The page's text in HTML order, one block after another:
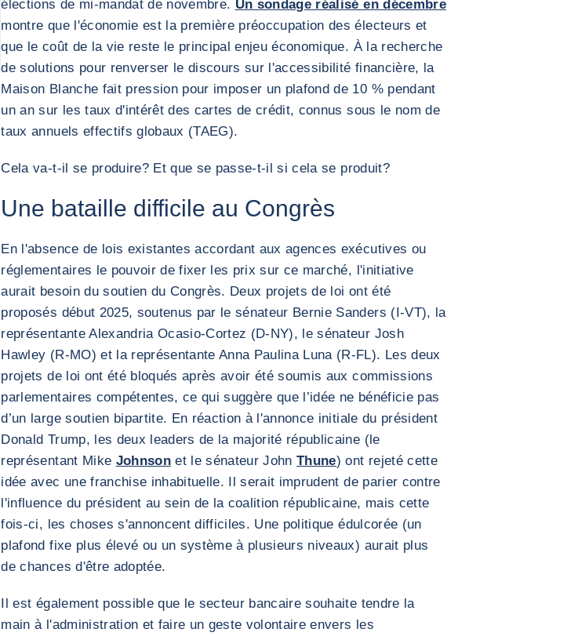
élections de mi-mandat de novembre. Un sondage réalisé en décembre
montre que l'économie est la première préoccupation des électeurs et
que le coût de la vie reste le principal enjeu économique. À la recherche
de solutions pour renverser le discours sur l'accessibilité financière, la
Maison Blanche fait pression pour imposer un plafond de 10 % pendant
un an sur les taux d'intérêt des cartes de crédit, connus sous le nom de
taux annuels effectifs globaux (TAEG).
Cela va-t-il se produire? Et que se passe-t-il si cela se produit?
Une bataille difficile au Congrès
En l'absence de lois existantes accordant aux agences exécutives ou
réglementaires le pouvoir de fixer les prix sur ce marché, l'initiative
aurait besoin du soutien du Congrès. Deux projets de loi ont été
proposés début 2025, soutenus par le sénateur Bernie Sanders (I-VT), la
représentante Alexandria Ocasio-Cortez (D-NY), le sénateur Josh
Hawley (R-MO) et la représentante Anna Paulina Luna (R-FL). Les deux
projets de loi ont été bloqués après avoir été soumis aux commissions
parlementaires compétentes, ce qui suggère que l’idée ne bénéficie pas
d’un large soutien bipartite. En réaction à l'annonce initiale du président
Donald Trump, les deux leaders de la majorité républicaine (le
représentant Mike Johnsonet le sénateur JohnThune) ont rejeté cette
idée avec une franchise inhabituelle. Il serait imprudent de parier contre
l'influence du président au sein de la coalition républicaine, mais cette
fois-ci, les choses s'annoncent difficiles. Une politique édulcorée (un
plafond fixe plus élevé ou un système à plusieurs niveaux) aurait plus
de chances d'être adoptée.
Il est également possible que le secteur bancaire souhaite tendre la
main à l'administration et faire un geste volontaire envers les